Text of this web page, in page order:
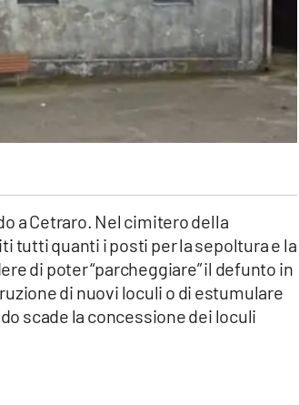
a Cetraro. Nel cimitero della
tutti quanti i posti per la sepoltura e la
di poter “parcheggiare” il defunto in
di nuovi loculi o di estumulare
scade la concessione dei loculi